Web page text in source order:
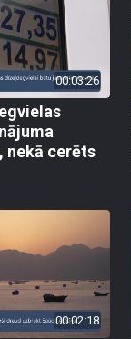
00:03:26
nekā cerēts
00:02:18